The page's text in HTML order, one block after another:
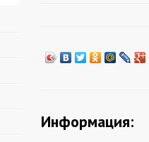
Информация: